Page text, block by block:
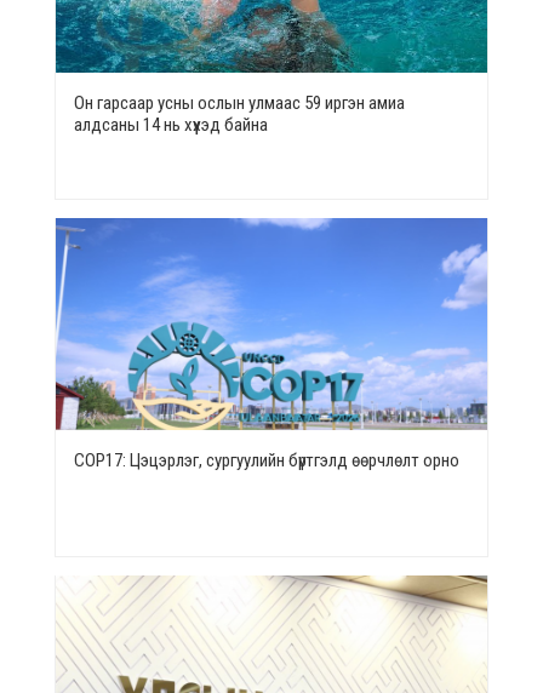
Он гарсаар усны ослын улмаас 59 иргэн амиа
алдсаны 14 нь хүүхэд байна
СОР17: Цэцэрлэг, сургуулийн бүртгэлд өөрчлөлт орно